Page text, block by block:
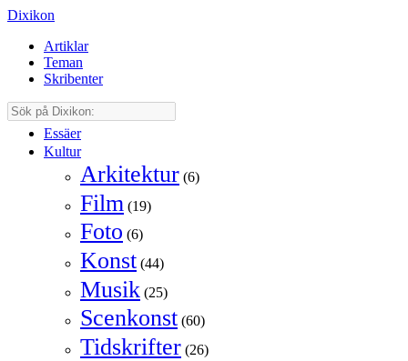
Dixikon
Artiklar
Teman
Skribenter
Essäer
Kultur
Arkitektur (6)
Film (19)
Foto (6)
Konst (44)
Musik (25)
Scenkonst (60)
Tidskrifter (26)